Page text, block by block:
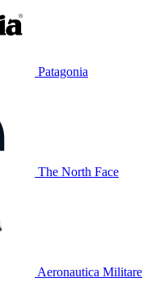
Patagonia
The North Face
Aeronautica Militare